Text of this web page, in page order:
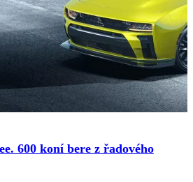
600 koní bere z řadového